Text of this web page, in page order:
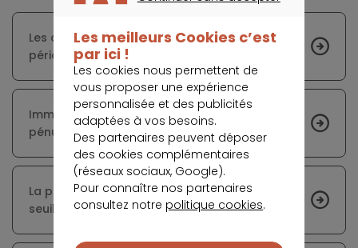
Les conseils des experts pour minimiser la
période de vacance d’un bien locatif
Immobilier : les étudiants en difficulté face à la
pénurie de logements en location
La production de crédit immobilier tombe à un
seuil inédit
Les meilleurs Cookies c’est
par ici !
Les cookies nous permettent de
vous proposer une expérience
personnalisée et des publicités
adaptées à vos besoins.
Des partenaires peuvent déposer
des cookies complémentaires
(réseaux sociaux, Google).
Pour connaître nos partenaires
consultez notre politique cookies.